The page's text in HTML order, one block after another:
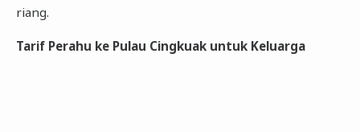
riang.
Tarif Perahu ke Pulau Cingkuak untuk Keluarga